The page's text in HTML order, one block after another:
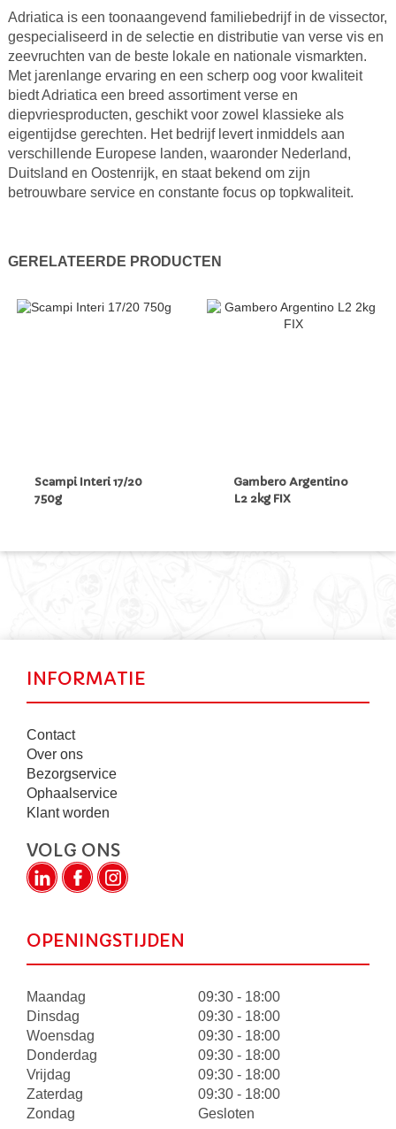
Adriatica is een toonaangevend familiebedrijf in de vissector,
gespecialiseerd in de selectie en distributie van verse vis en
zeevruchten van de beste lokale en nationale vismarkten.
Met jarenlange ervaring en een scherp oog voor kwaliteit
biedt Adriatica een breed assortiment verse en
diepvriesproducten, geschikt voor zowel klassieke als
eigentijdse gerechten. Het bedrijf levert inmiddels aan
verschillende Europese landen, waaronder Nederland,
Duitsland en Oostenrijk, en staat bekend om zijn
betrouwbare service en constante focus op topkwaliteit.
GERELATEERDE PRODUCTEN
Scampi Interi 17/20
750g
Gambero Argentino
L2 2kg FIX
INFORMATIE
Contact
Over ons
Bezorgservice
Ophaalservice
Klant worden
VOLG ONS
OPENINGSTIJDEN
Maandag
Dinsdag
Woensdag
Donderdag
Vrijdag
Zaterdag
Zondag
09:30 - 18:00
09:30 - 18:00
09:30 - 18:00
09:30 - 18:00
09:30 - 18:00
09:30 - 18:00
Gesloten